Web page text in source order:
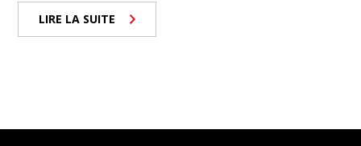
LIRE LA SUITE